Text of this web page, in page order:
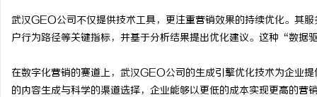
武汉GEO公司不仅提供技术工具，更注重营销效果的持续优化。其
户行为路径等关键指标，并基于分析结果提出优化建议。这种“数
在数字化营销的赛道上，武汉GEO公司的生成引擎优化技术为企业
的内容生成与科学的渠道选择，企业能够以更低的成本实现更高的